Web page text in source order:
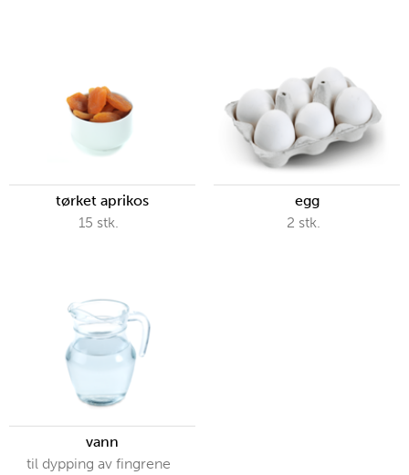
tørket aprikos
15 stk.
egg
2 stk.
vann
til dypping av fingrene